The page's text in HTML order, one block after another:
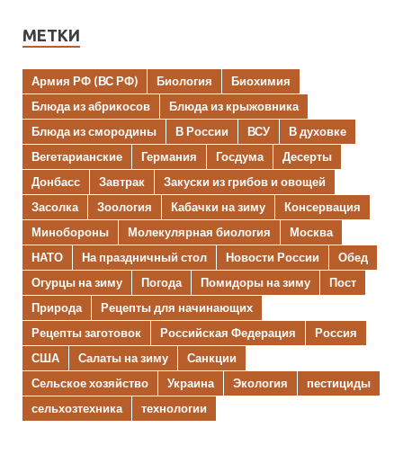
МЕТКИ
Армия РФ (ВС РФ) Биология
Биохимия
Блюда из абрикосов
Блюда из крыжовника
Блюда из смородины
В России ВСУ
В духовке
Вегетарианские
Германия Госдума
Десерты
Донбасс
Завтрак
Закуски из грибов и овощей
Засолка
Зоология Кабачки на зиму
Консервация
Минобороны
Молекулярная биология
Москва
НАТО
На праздничный стол Новости России
Обед
Огурцы на зиму
Погода Помидоры на зиму
Пост
Природа
Рецепты для начинающих
Рецепты заготовок
Российская Федерация
Россия
США
Салаты на зиму
Санкции
Сельское хозяйство
Украина Экология
пестициды
сельхозтехника
технологии